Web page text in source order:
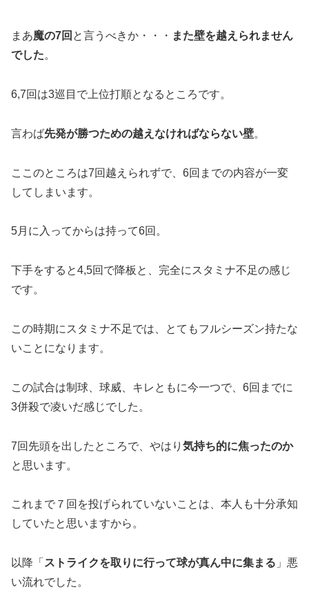
まあ魔の7回 と言うべきか・・・ また壁を越えられません
でした。
6,7回は3巡目で上位打順となるところです。
言わば先発が勝つための越えなければならない壁。
ここのところは7回越えられずで、6回までの内容が一変
してしまいます。
5月に入ってからは持って6回。
下手をすると4,5回で降板と、完全にスタミナ不足の感じ
です。
この時期にスタミナ不足では、とてもフルシーズン持たな
いことになります。
この試合は制球、球威、キレともに今一つで、6回までに
3併殺で凌いだ感じでした。
7回先頭を出したところで、やはり 気持ち的に焦ったのか
と思います。
これまで７回を投げられていないことは、本人も十分承知
していたと思いますから。
以降「 ストライクを取りに行って球が真ん中に集まる 」悪
い流れでした。